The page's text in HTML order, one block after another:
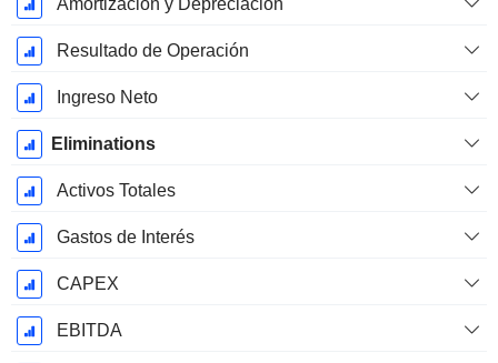
Amortización y Depreciación
Resultado de Operación
Ingreso Neto
Eliminations
Activos Totales
Gastos de Interés
CAPEX
EBITDA